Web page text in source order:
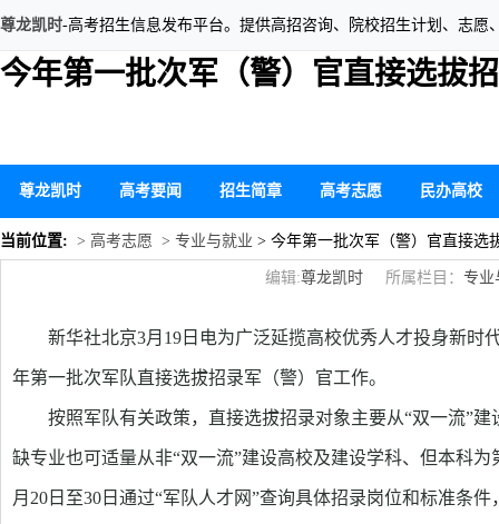
尊龙凯时-高考招生信息发布平台。提供高招咨询、院校招生计划、志愿
今年第一批次军（警）官直接选拔
尊龙凯时 高考要闻 招生简章 高考志愿 民办高校
当前位置: > 高考志愿 > 专业与就业 > 今年第一批次军（警）官直接选
编辑:尊龙凯时 所属栏目： 专业
新华社北京3月19日电为广泛延揽高校优秀人才投身新时
年第一批次军队直接选拔招录军（警）官工作。
按照军队有关政策，直接选拔招录对象主要从“双一流”
缺专业也可适量从非“双一流”建设高校及建设学科、但本科
月20日至30日通过“军队人才网”查询具体招录岗位和标准条